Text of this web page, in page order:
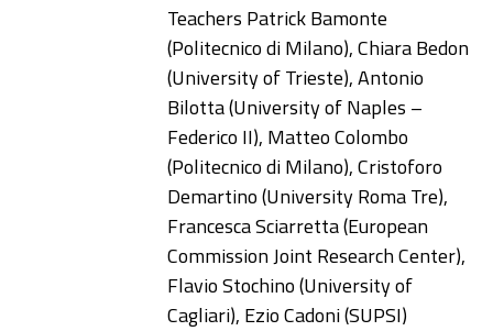
Teachers Patrick Bamonte
(Politecnico di Milano), Chiara Bedon
(University of Trieste), Antonio
Bilotta (University of Naples –
Federico II), Matteo Colombo
(Politecnico di Milano), Cristoforo
Demartino (University Roma Tre),
Francesca Sciarretta (European
Commission Joint Research Center),
Flavio Stochino (University of
Cagliari), Ezio Cadoni (SUPSI)